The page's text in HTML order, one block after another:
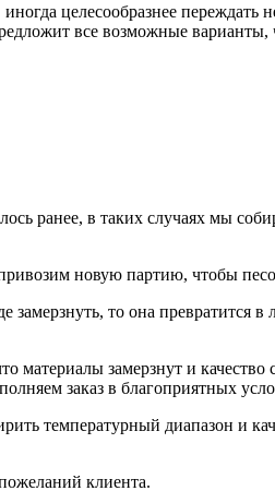
целесообразнее переждать
все возможные
ранее, в таких случаях мы
новую партию, чтобы песок
то она превратится в
замерзнут и качество
заказ в благоприятных
температурный диапазон и
клиента.